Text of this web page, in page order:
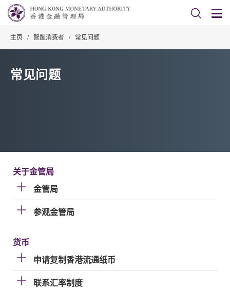
主页 / 智醒消费者 / 常见问题
常见问题
关于金管局
金管局
参观金管局
货币
申请复制香港流通纸币
联系汇率制度